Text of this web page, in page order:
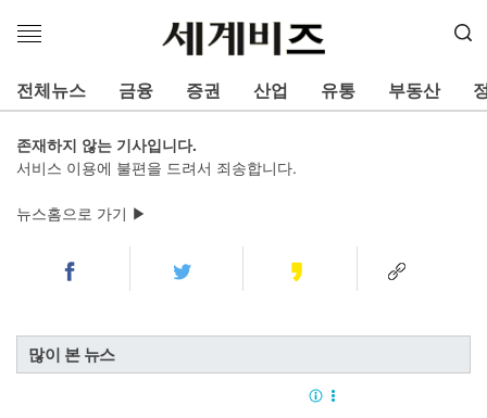
메
열
기
전체뉴스 금융 증권 산업 유통 부동산
존재하지 않는 기사입니다.
서비스 이용에 불편을 드려서 죄송합니다.
뉴스홈으로 가기 ▶
많이 본 뉴스